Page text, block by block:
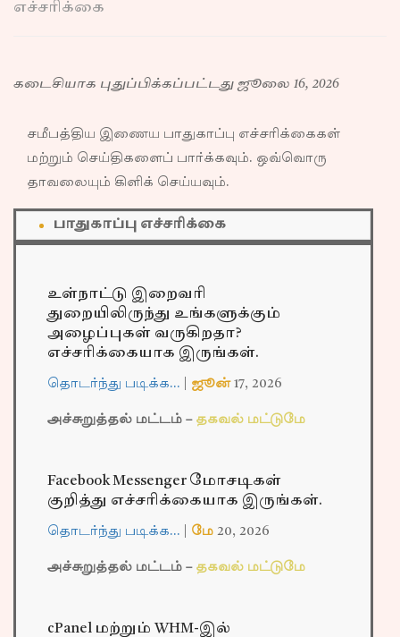
எச்சரிக்கை
கடைசியாக புதுப்பிக்கப்பட்டது ஜூலை 16, 2026
சமீபத்திய இணைய பாதுகாப்பு எச்சரிக்கைகள்
மற்றும் செய்திகளைப் பார்க்கவும். ஒவ்வொரு
தாவலையும் கிளிக் செய்யவும்.
பாதுகாப்பு எச்சரிக்கை
உள்நாட்டு இறைவரி
துறையிலிருந்து உங்களுக்கும்
அழைப்புகள் வருகிறதா?
எச்சரிக்கையாக இருங்கள்.
தொடர்ந்து படிக்க… ஜூன்17, 2026
அச்சுறுத்தல் மட்டம் – தகவல் மட்டுமே
Facebook Messenger மோசடிகள்
குறித்து எச்சரிக்கையாக இருங்கள்.
தொடர்ந்து படிக்க… மே 20, 2026
அச்சுறுத்தல் மட்டம் – தகவல் மட்டுமே
cPanel மற்றும் WHM-இல்